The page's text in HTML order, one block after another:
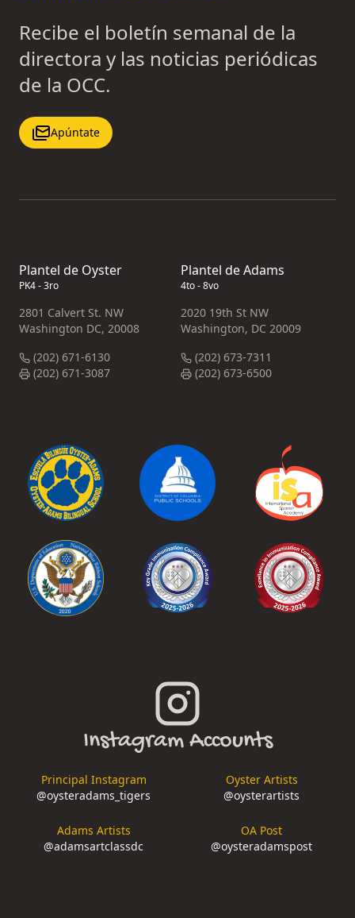
Recibe el boletín semanal de la
directora y las noticias periódicas
de la OCC.
Apúntate
Plantel de Oyster
PK4 - 3ro
2801 Calvert St. NW
Washington DC, 20008
(202) 671-6130
(202) 671-3087
Plantel de Adams
4to - 8vo
2020 19th St NW
Washington, DC 20009
(202) 673-7311
(202) 673-6500
Instagram Accounts
Principal Instagram
@oysteradams_tigers
Oyster Artists
@oysterartists
Adams Artists
@adamsartclassdc
OA Post
@oysteradamspost